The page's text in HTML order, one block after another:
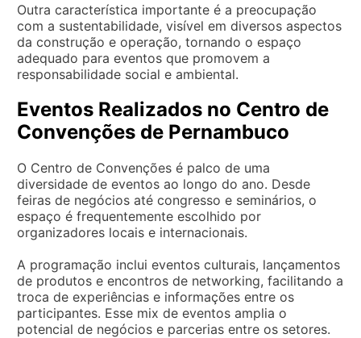
Outra característica importante é a preocupação
com a sustentabilidade, visível em diversos aspectos
da construção e operação, tornando o espaço
adequado para eventos que promovem a
responsabilidade social e ambiental.
Eventos Realizados no Centro de
Convenções de Pernambuco
O Centro de Convenções é palco de uma
diversidade de eventos ao longo do ano. Desde
feiras de negócios até congresso e seminários, o
espaço é frequentemente escolhido por
organizadores locais e internacionais.
A programação inclui eventos culturais, lançamentos
de produtos e encontros de networking, facilitando a
troca de experiências e informações entre os
participantes. Esse mix de eventos amplia o
potencial de negócios e parcerias entre os setores.